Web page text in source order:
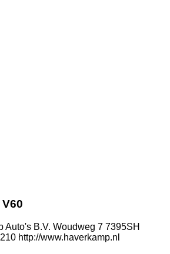
Auto's B.V. Woudweg 7 7395SH
http://www.haverkamp.nl